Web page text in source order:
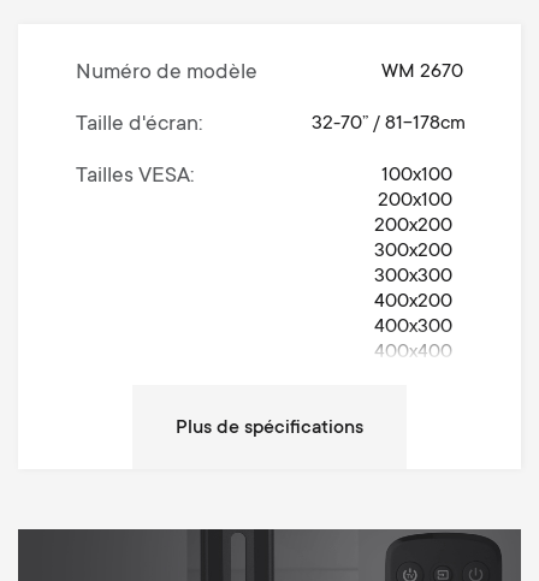
Numéro de modèle WM 2670
Taille d'écran 32-70” / 81-178cm
Tailles VESA
100x100
200x100
200x200
300x200
300x300
400x200
400x300
400x400
Mouvement Orientable 90°
Poids maximal 40 kg